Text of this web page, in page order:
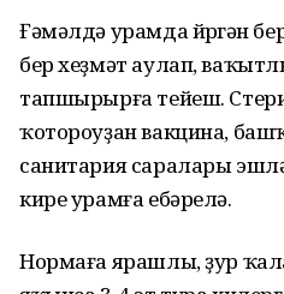
Ғәмәлдә урамда йөрөгән
бер хеҙмәт аулап,
тапшырырға тейеш.
ҡотороуҙан вакцина,
санитария саралары
кире урамға ебәрелә.
Нормаға ярашлы, ҙур